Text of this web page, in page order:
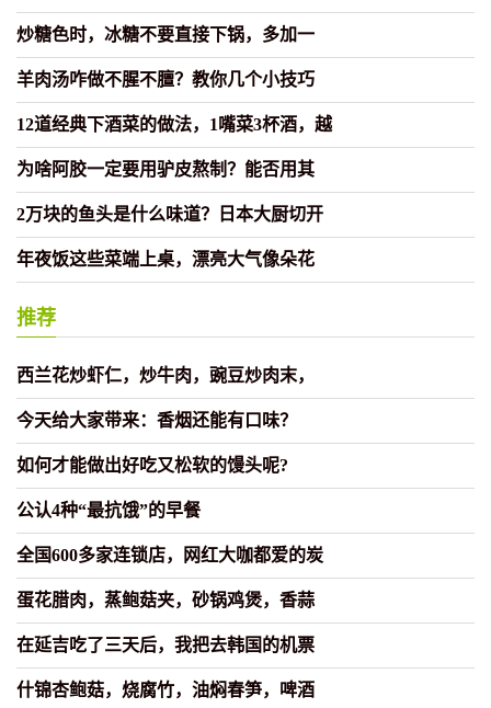
炒糖色时，冰糖不要直接下锅，多加一
羊肉汤咋做不腥不膻？教你几个小技巧
12道经典下酒菜的做法，1嘴菜3杯酒，越
为啥阿胶一定要用驴皮熬制？能否用其
2万块的鱼头是什么味道？日本大厨切开
年夜饭这些菜端上桌，漂亮大气像朵花
推荐
西兰花炒虾仁，炒牛肉，豌豆炒肉末，
今天给大家带来：香烟还能有口味？
如何才能做出好吃又松软的馒头呢?
公认4种“最抗饿”的早餐
全国600多家连锁店，网红大咖都爱的炭
蛋花腊肉，蒸鲍菇夹，砂锅鸡煲，香蒜
在延吉吃了三天后，我把去韩国的机票
什锦杏鲍菇，烧腐竹，油焖春笋，啤酒